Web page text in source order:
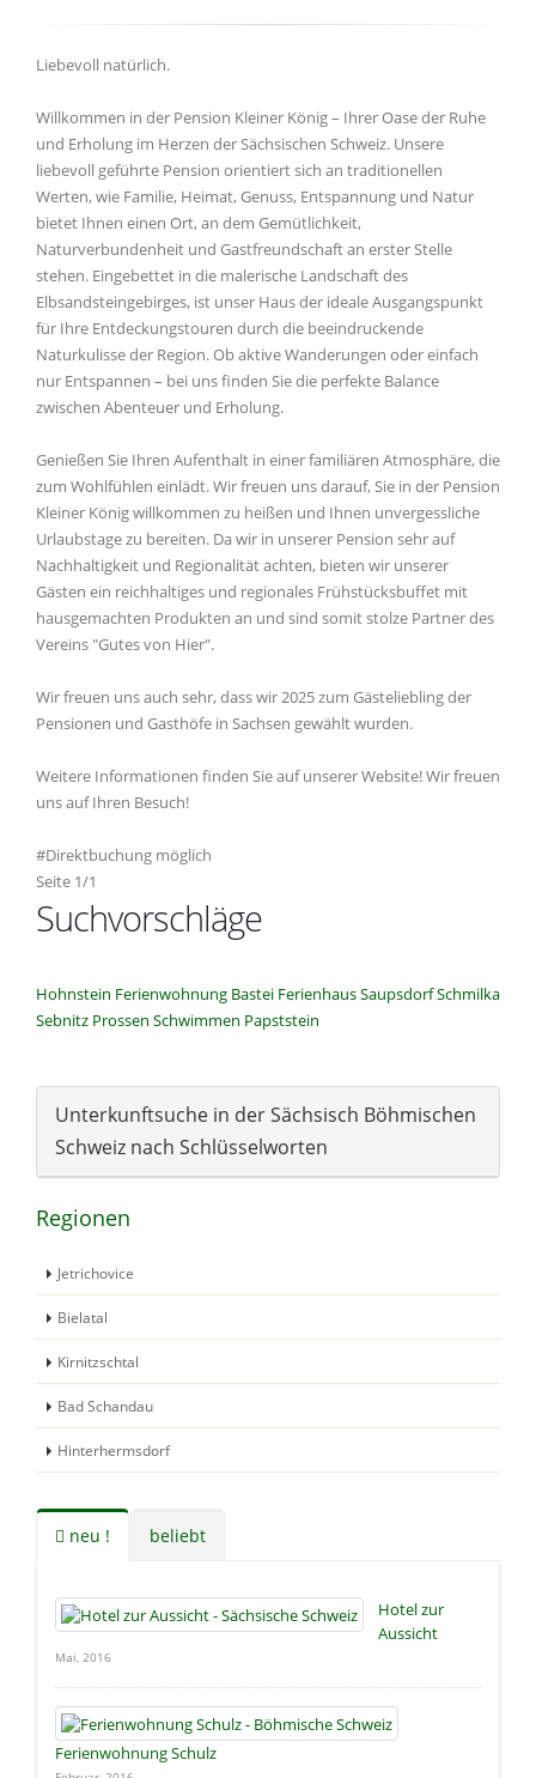
Liebevoll natürlich.
Willkommen in der Pension Kleiner König – Ihrer Oase der Ruhe
und Erholung im Herzen der Sächsischen Schweiz. Unsere
liebevoll geführte Pension orientiert sich an traditionellen
Werten, wie Familie, Heimat, Genuss, Entspannung und Natur
bietet Ihnen einen Ort, an dem Gemütlichkeit,
Naturverbundenheit und Gastfreundschaft an erster Stelle
stehen. Eingebettet in die malerische Landschaft des
Elbsandsteingebirges, ist unser Haus der ideale Ausgangspunkt
für Ihre Entdeckungstouren durch die beeindruckende
Naturkulisse der Region. Ob aktive Wanderungen oder einfach
nur Entspannen – bei uns finden Sie die perfekte Balance
zwischen Abenteuer und Erholung.
Genießen Sie Ihren Aufenthalt in einer familiären Atmosphäre, die
zum Wohlfühlen einlädt. Wir freuen uns darauf, Sie in der Pension
Kleiner König willkommen zu heißen und Ihnen unvergessliche
Urlaubstage zu bereiten. Da wir in unserer Pension sehr auf
Nachhaltigkeit und Regionalität achten, bieten wir unserer
Gästen ein reichhaltiges und regionales Frühstücksbuffet mit
hausgemachten Produkten an und sind somit stolze Partner des
Vereins "Gutes von Hier".
Wir freuen uns auch sehr, dass wir 2025 zum Gästeliebling der
Pensionen und Gasthöfe in Sachsen gewählt wurden.
Weitere Informationen finden Sie auf unserer Website! Wir freuen
uns auf Ihren Besuch!
#Direktbuchung möglich
Seite 1/1
Suchvorschläge
Hohnstein Ferienwohnung Bastei FerienhausSaupsdorfSchmilka
Sebnitz Prossen Schwimmen Papststein
Unterkunftsuche in der Sächsisch Böhmischen
Schweiz nach Schlüsselworten
Regionen
Jetrichovice
Bielatal
Kirnitzschtal
Bad Schandau
Hinterhermsdorf
neu ! beliebt
Hotel zur
Aussicht
Mai, 2016
Ferienwohnung Schulz